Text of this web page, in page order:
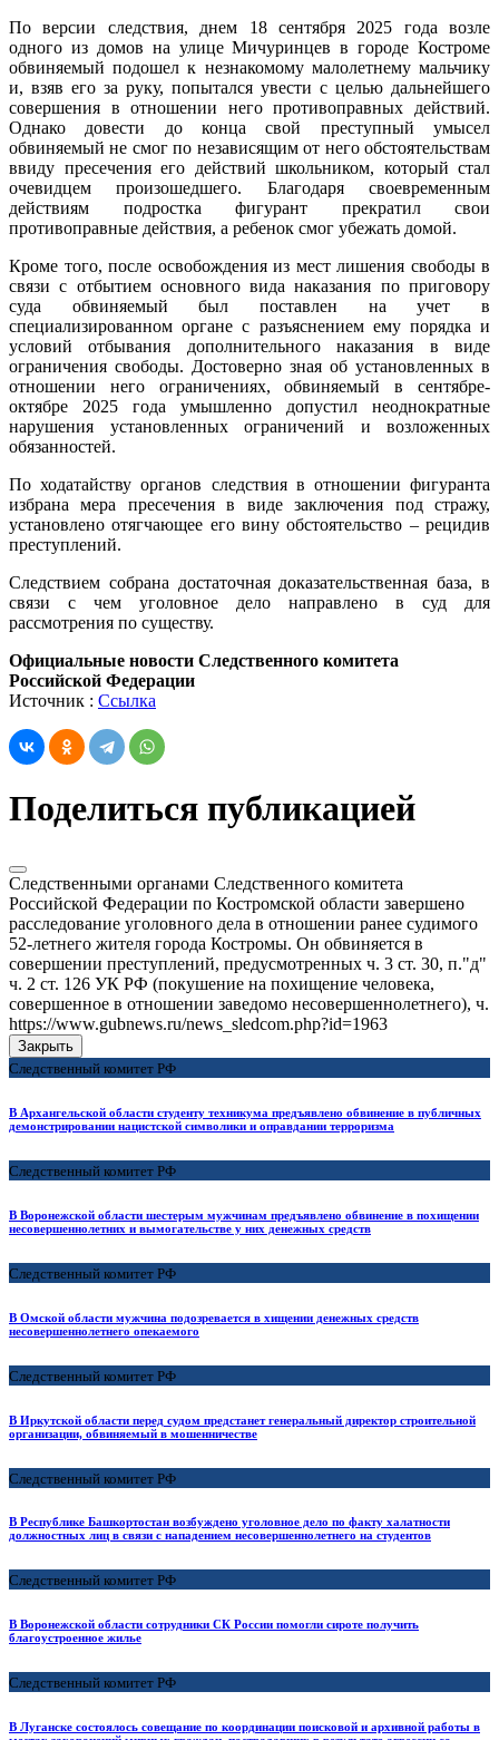
По версии следствия, днем 18 сентября 2025 года возле
одного из домов на улице Мичуринцев в городе Костроме
обвиняемый подошел к незнакомому малолетнему мальчику
и, взяв его за руку, попытался увести с целью дальнейшего
совершения в отношении него противоправных действий.
Однако довести до конца свой преступный умысел
обвиняемый не смог по независящим от него обстоятельствам
ввиду пресечения его действий школьником, который стал
очевидцем произошедшего. Благодаря своевременным
действиям подростка фигурант прекратил свои
противоправные действия, а ребенок смог убежать домой.
Кроме того, после освобождения из мест лишения свободы в
связи с отбытием основного вида наказания по приговору
суда обвиняемый был поставлен на учет в
специализированном органе с разъяснением ему порядка и
условий отбывания дополнительного наказания в виде
ограничения свободы. Достоверно зная об установленных в
отношении него ограничениях, обвиняемый в сентябре-
октябре 2025 года умышленно допустил неоднократные
нарушения установленных ограничений и возложенных
обязанностей.
По ходатайству органов следствия в отношении фигуранта
избрана мера пресечения в виде заключения под стражу,
установлено отягчающее его вину обстоятельство – рецидив
преступлений.
Следствием собрана достаточная доказательственная база, в
связи с чем уголовное дело направлено в суд для
рассмотрения по существу.
Официальные новости Следственного комитета
Российской Федерации
Источник : Ссылка
Поделиться публикацией
Следственными органами Следственного комитета
Российской Федерации по Костромской области завершено
расследование уголовного дела в отношении ранее судимого
52-летнего жителя города Костромы. Он обвиняется в
совершении преступлений, предусмотренных ч. 3 ст. 30, п."д"
ч. 2 ст. 126 УК РФ (покушение на похищение человека,
совершенное в отношении заведомо несовершеннолетнего), ч.
https://www.gubnews.ru/news_sledcom.php?id=1963
Закрыть
Следственный комитет РФ
В Архангельской области студенту техникума предъявлено обвинение в публичных
демонстрировании нацистской символики и оправдании терроризма
Следственный комитет РФ
В Воронежской области шестерым мужчинам предъявлено обвинение в похищении
несовершеннолетних и вымогательстве у них денежных средств
Следственный комитет РФ
В Омской области мужчина подозревается в хищении денежных средств
несовершеннолетнего опекаемого
Следственный комитет РФ
В Иркутской области перед судом предстанет генеральный директор строительной
организации, обвиняемый в мошенничестве
Следственный комитет РФ
В Республике Башкортостан возбуждено уголовное дело по факту халатности
должностных лиц в связи с нападением несовершеннолетнего на студентов
Следственный комитет РФ
В Воронежской области сотрудники СК России помогли сироте получить
благоустроенное жилье
Следственный комитет РФ
В Луганске состоялось совещание по координации поисковой и архивной работы в